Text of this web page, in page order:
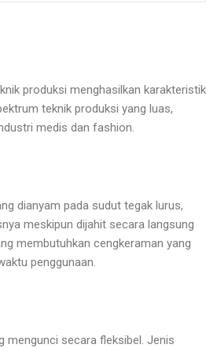
produksi menghasilkan karakteristik
teknik produksi yang luas,
medis dan fashion.
dianyam pada sudut tegak lurus,
meskipun dijahit secara langsung
membutuhkan cengkeraman yang
penggunaan.
mengunci secara fleksibel. Jenis